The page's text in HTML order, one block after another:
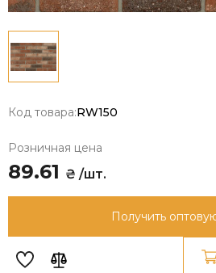
Код товара:RW150
Розничная цена
89.61 ₴ /шт.
Получить